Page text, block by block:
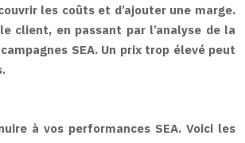
les coûts et d’ajouter une marge.
client, en passant par l’analyse de la
SEA. Un prix trop élevé peut
à vos performances SEA. Voici les